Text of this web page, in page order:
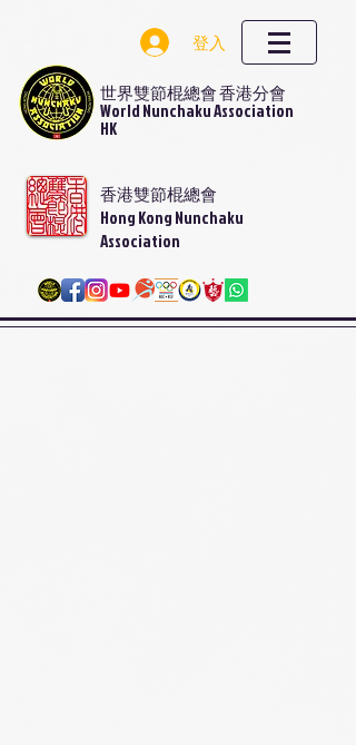
登入
世界雙節棍總會 香港分會
World Nunchaku Association
HK
香港雙節棍總會
Hong Kong Nunchaku
Association